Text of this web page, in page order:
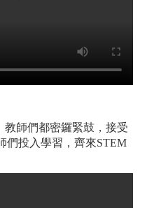
教師們都密鑼緊鼓，接受
們投入學習，齊來STEM